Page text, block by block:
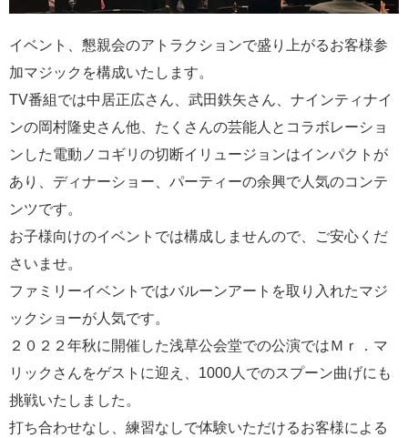
イベント、懇親会のアトラクションで盛り上がるお客様参
加マジックを構成いたします。
TV番組では中居正広さん、武田鉄矢さん、ナインティナイ
ンの岡村隆史さん他、たくさんの芸能人とコラボレーショ
ンした電動ノコギリの切断イリュージョンはインパクトが
あり、ディナーショー、パーティーの余興で人気のコンテ
ンツです。
お子様向けのイベントでは構成しませんので、ご安心くだ
さいませ。
ファミリーイベントではバルーンアートを取り入れたマジ
ックショーが人気です。
２０２２年秋に開催した浅草公会堂での公演ではＭｒ．マ
リックさんをゲストに迎え、1000人でのスプーン曲げにも
挑戦いたしました。
打ち合わせなし、練習なしで体験いただけるお客様による